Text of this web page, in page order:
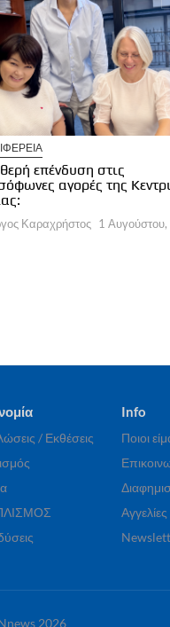
επένδυση στις
αγορές της
Καραχρήστος 1
/ Εκθέσεις
Info
Ποιοι
Αγγελίες
2026